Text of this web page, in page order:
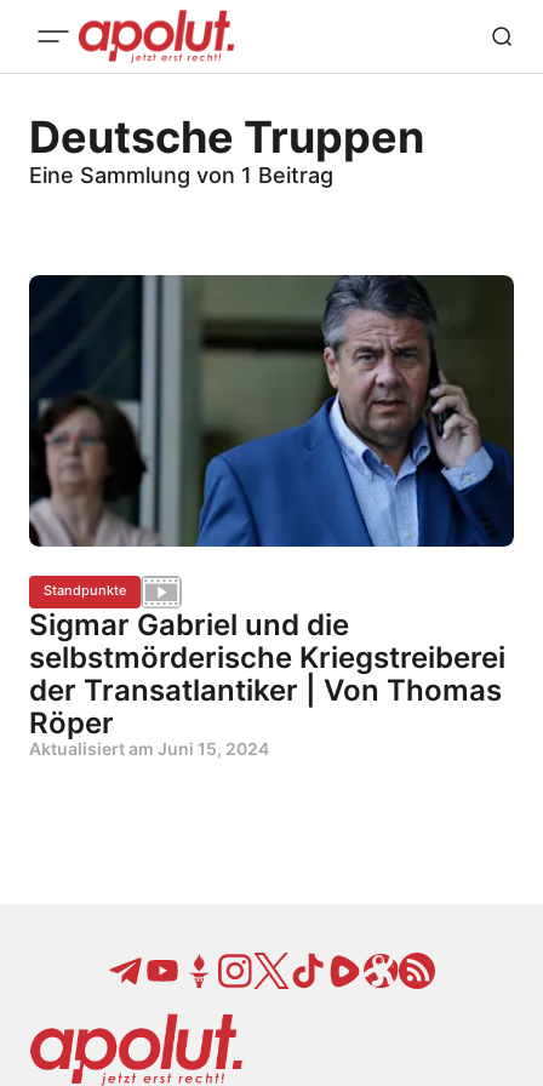
Deutsche Truppen
Eine Sammlung von 1 Beitrag
Standpunkte
Sigmar Gabriel und die
selbstmörderische Kriegstreiberei
der Transatlantiker | Von Thomas
Röper
Aktualisiert am Juni 15, 2024